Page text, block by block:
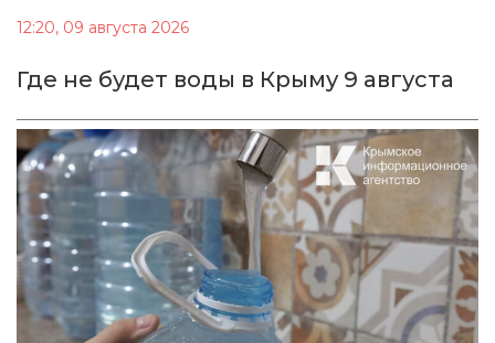
12:20, 09 августа 2026
Где не будет воды в Крыму 9 августа